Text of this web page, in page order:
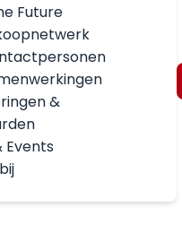
Future
&
Events